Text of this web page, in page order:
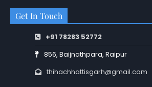
Get In Touch
+91 78283 52772
856, Baijnathpara, Raipur
thihachhattisgarh@gmail.com